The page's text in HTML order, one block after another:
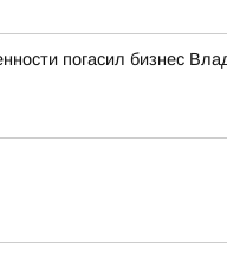
погасил бизнес